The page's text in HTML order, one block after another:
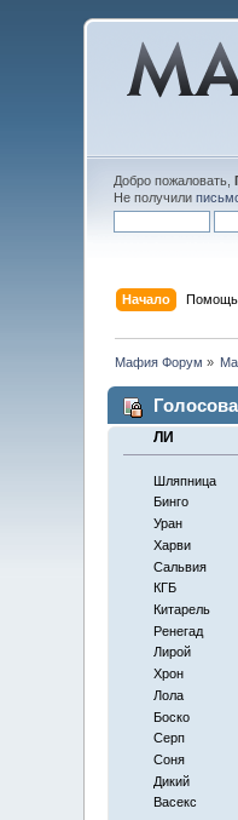
Добро пожаловать,
Не получили
Начало Помощь
Мафия Форум »
ЛИ
Шляпница
Бинго
Уран
Харви
Сальвия
КГБ
Китарель
Ренегад
Лирой
Хрон
Лола
Боско
Серп
Соня
Дикий
Васекс